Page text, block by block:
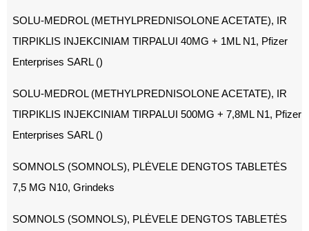
SOLU-MEDROL (METHYLPREDNISOLONE ACETATE), IR
TIRPIKLIS INJEKCINIAM TIRPALUI 40MG + 1ML N1, Pfizer
Enterprises SARL ()
SOLU-MEDROL (METHYLPREDNISOLONE ACETATE), IR
TIRPIKLIS INJEKCINIAM TIRPALUI 500MG + 7,8ML N1, Pfizer
Enterprises SARL ()
SOMNOLS (SOMNOLS), PLĖVELE DENGTOS TABLETĖS
7,5 MG N10, Grindeks
SOMNOLS (SOMNOLS), PLĖVELE DENGTOS TABLETĖS